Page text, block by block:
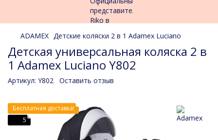
ADAMEX Детские коляски 2 в 1 Adamex Luciano
Детская универсальная коляска 2 в
1 Adamex Luciano Y802
Артикул: Y802 Оставить отзыв
Бесплатная доставка!
5